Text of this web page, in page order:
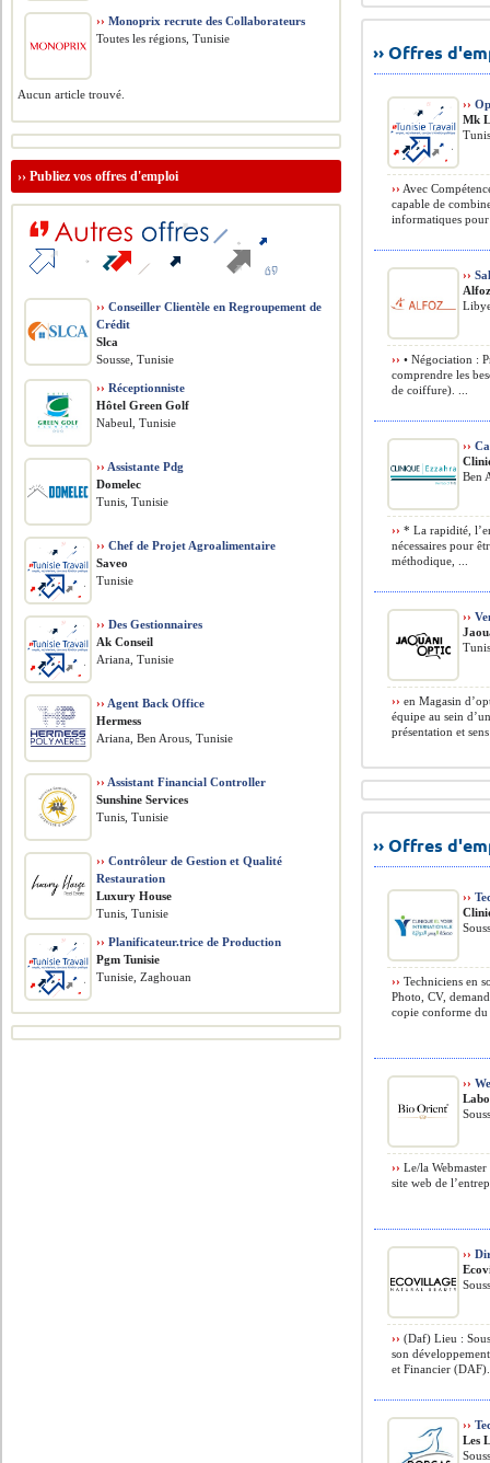
›› Offres
››
Mk
›› Avec
capable de
informatiques
››
›› • Négociation :
comprendre les
de coiffure). ...
››
Ben
›› * La rapidité,
nécessaires pour
méthodique, ...
››
›› en Magasin
équipe au sein
présentation et
›› Offres
››
›› Techniciens en
Photo, CV,
copie conforme
››
›› Le/la
site web de
››
›› (Daf) Lieu :
son
et Financier
››
Les
›› Monoprix recrute des Collaborateurs
Toutes les régions, Tunisie
Aucun article trouvé.
››Publiez vos offres d'emploi
›› Conseiller Clientèle en Regroupement de
Crédit
Slca
Sousse, Tunisie
›› Réceptionniste
Hôtel Green Golf
Nabeul, Tunisie
›› Assistante Pdg
Domelec
Tunis, Tunisie
›› Chef de Projet Agroalimentaire
Saveo
Tunisie
›› Des Gestionnaires
Ak Conseil
Ariana, Tunisie
›› Agent Back Office
Hermess
Ariana, Ben Arous, Tunisie
›› Assistant Financial Controller
Sunshine Services
Tunis, Tunisie
›› Contrôleur de Gestion et Qualité
Restauration
Luxury House
Tunis, Tunisie
›› Planificateur.trice de Production
Pgm Tunisie
Tunisie, Zaghouan